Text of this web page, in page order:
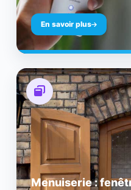
En savoir plus
Menuiserie :